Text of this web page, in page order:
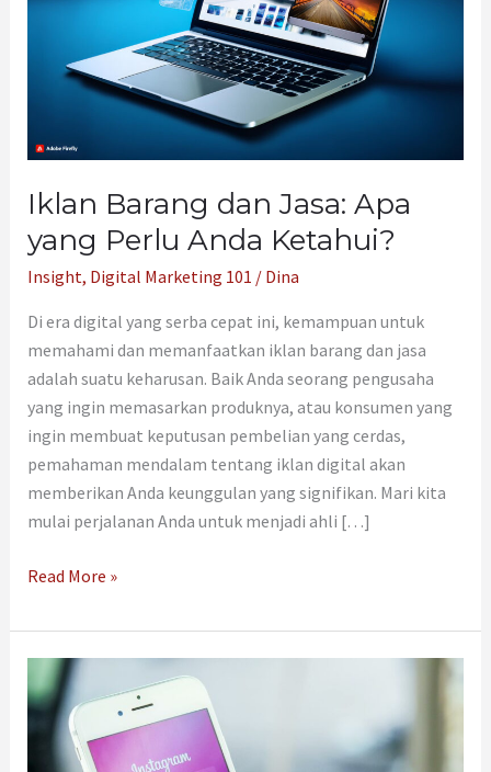
Iklan Barang dan Jasa: Apa
yang Perlu Anda Ketahui?
Insight, Digital Marketing 101 / Dina
Di era digital yang serba cepat ini, kemampuan untuk
memahami dan memanfaatkan iklan barang dan jasa
adalah suatu keharusan. Baik Anda seorang pengusaha
yang ingin memasarkan produknya, atau konsumen yang
ingin membuat keputusan pembelian yang cerdas,
pemahaman mendalam tentang iklan digital akan
memberikan Anda keunggulan yang signifikan. Mari kita
mulai perjalanan Anda untuk menjadi ahli […]
Perlu
Ketahui?
Read More »
Jasa
Iklan
Instagram